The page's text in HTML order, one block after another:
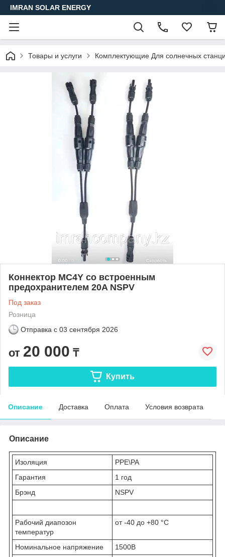
IMRAN SOLAR ENERGY
Товары и услуги Комплектующие Для солнечных
Коннектор MC4Y со встроенным
предохранителем 20A NSPV
Под заказ
Розница
Отправка с 03 сентября 2026
от 20 000 ₸
Купить
Описание Доставка Оплата Условия возврата
Описание
Изоляция
PPE\PA
Гарантия
1 год
Брэнд
NSPV
Рабочий диапозон
температур
от -40 до +80 °С
Номинальное напряжение
1500В